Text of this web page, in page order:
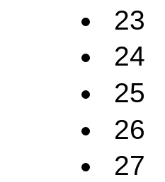
23
24
25
26
27